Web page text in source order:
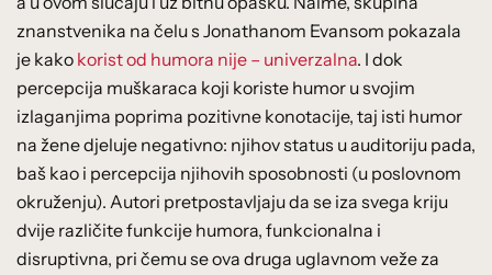
znanstvenika na čelu s Jonathanom Evansom pokazala
je kako korist od humora nije – univerzalna. I dok
percepcija muškaraca koji koriste humor u svojim
izlaganjima poprima pozitivne konotacije, taj isti humor
na žene djeluje negativno: njihov status u auditoriju pada,
baš kao i percepcija njihovih sposobnosti (u poslovnom
okruženju). Autori pretpostavljaju da se iza svega kriju
dvije različite funkcije humora, funkcionalna i
disruptivna, pri čemu se ova druga uglavnom veže za